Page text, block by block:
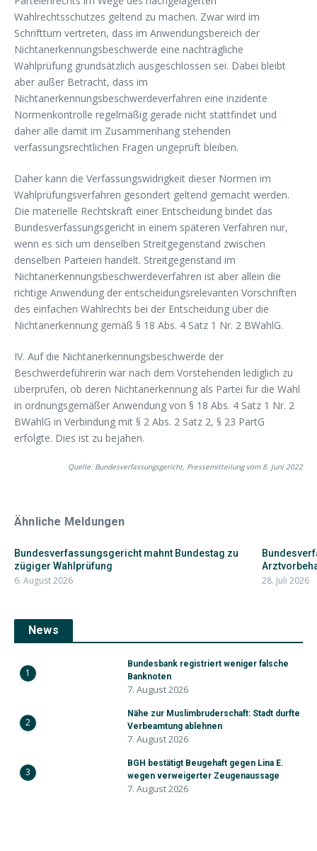
Wahlrechtsschutzes geltend zu machen. Zwar wird im
Schrifttum vertreten, dass im Anwendungsbereich der
Nichtanerkennungsbeschwerde eine nachträgliche
Wahlprüfung grundsätzlich ausgeschlossen sei. Dabei bleibt
aber außer Betracht, dass im
Nichtanerkennungsbeschwerdeverfahren eine inzidente
Normenkontrolle regelmäßig gerade nicht stattfindet und
daher alle damit im Zusammenhang stehenden
verfassungsrechtlichen Fragen ungeprüft bleiben.
Daher kann die Verfassungswidrigkeit dieser Normen im
Wahlprüfungsverfahren gesondert geltend gemacht werden.
Die materielle Rechtskraft einer Entscheidung bindet das
Bundesverfassungsgericht in einem späteren Verfahren nur,
wenn es sich um denselben Streitgegenstand zwischen
denselben Parteien handelt. Streitgegenstand im
Nichtanerkennungsbeschwerdeverfahren ist aber allein die
richtige Anwendung der entscheidungsrelevanten Vorschriften
des einfachen Wahlrechts bei der Entscheidung über die
Nichtanerkennung gemäß § 18 Abs. 4 Satz 1 Nr. 2 BWahlG.
IV. Auf die Nichtanerkennungsbeschwerde der
Beschwerdeführerin war nach dem Vorstehenden lediglich zu
überprüfen, ob deren Nichtanerkennung als Partei für die Wahl
in ordnungsgemäßer Anwendung von § 18 Abs. 4 Satz 1 Nr. 2
BWahlG in Verbindung mit § 2 Abs. 2 Satz 2, § 23 PartG
erfolgte. Dies ist zu bejahen.
Quelle: Bundesverfassungsgericht, Pressemitteilung vom 8. Juni 2022
Ähnliche Meldungen
Bundesverfassungsgericht mahnt Bundestag zu
zügiger Wahlprüfung
6. August 2026 28. Juli 2026
News
1
Bundesbank registriert weniger falsche
Banknoten
7. August 2026
2
Nähe zur Muslimbruderschaft: Stadt durfte
Verbeamtung ablehnen
7. August 2026
3
BGH bestätigt Beugehaft gegen Lina E.
wegen verweigerter Zeugenaussage
7. August 2026